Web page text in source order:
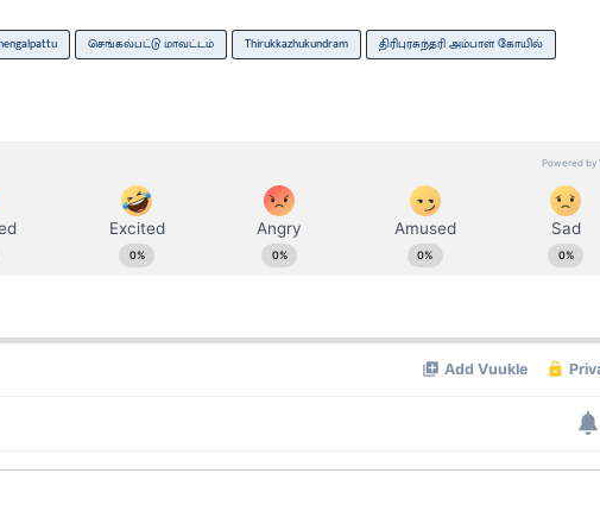
செங்கல்பட்டு மாவட்டம் Thirukkazhukundram திரிபுரசுந்தரி அம்பாள் கோயில்